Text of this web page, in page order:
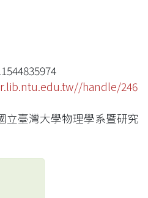
handle/246
立臺灣大學物理學系暨研究